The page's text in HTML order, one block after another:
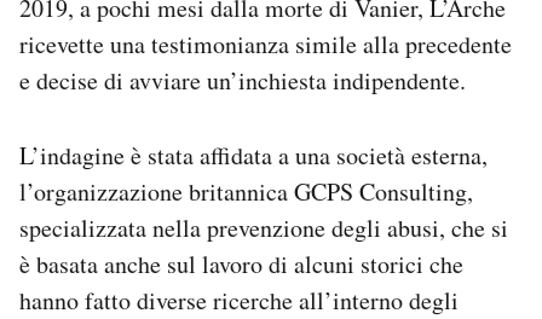
2019, a pochi mesi dalla morte di Vanier, L’Arche
ricevette una testimonianza simile alla precedente
e decise di avviare un’inchiesta indipendente.
L’indagine è stata affidata a una società esterna,
l’organizzazione britannica GCPS Consulting,
specializzata nella prevenzione degli abusi, che si
è basata anche sul lavoro di alcuni storici che
hanno fatto diverse ricerche all’interno degli